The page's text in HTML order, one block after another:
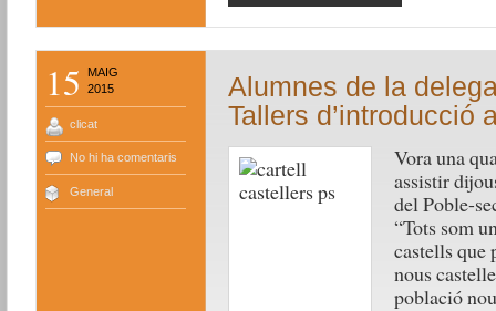
15
MAIG
2015
clicat
No hi ha comentaris
General
Alumnes de la
Tallers d’introducció
Vora una
assistir
del Poble-
“Tots som
castells que
nous
població